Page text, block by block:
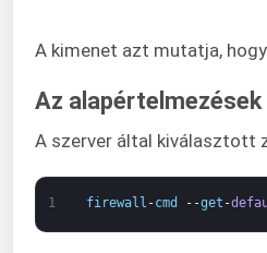
A kimenet azt mutatja,
Az
A szerver által kiválasztott
1 firewall -cmd --get -